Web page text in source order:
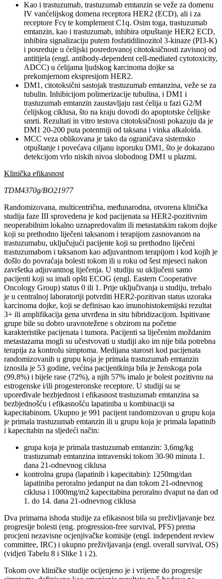
Kao i trastuzumab, trastuzumab emtanzin se veže za domenu
IV vanćelijskog domena receptora HER2 (ECD), ali i za
receptore Fcγ te komplement C1q. Osim toga, trastuzumab
emtanzin, kao i trastuzumab, inhibira otpuštanje HER2 ECD,
inhibira signalizaciju putem fosfatidilinozitol 3-kinaze (PI3-K)
i posreduje u ćelijski posredovanoj citotoksičnosti zavisnoj od
antitijela (engl. antibody-dependent cell-mediated cytotoxicity,
ADCC) u ćelijama ljudskog karcinoma dojke sa
prekomjernom ekspresijom HER2.
DM1, citotoksični sastojak trastuzumab emtanzina, veže se za
tubulin. Inhibicijom polimerizacije tubulina, i DM1 i
trastuzumab emtanzin zaustavljaju rast ćelija u fazi G2/M
ćelijskog ciklusa, što na kraju dovodi do apoptotske ćelijske
smrti. Rezultati in vitro testova citotoksičnosti pokazuju da je
DM1 20-200 puta potentniji od taksana i vinka alkaloida.
MCC veza oblikovana je tako da ograničava sistemsko
otpuštanje i povećava ciljanu isporuku DM1, što je dokazano
detekcijom vrlo niskih nivoa slobodnog DM1 u plazmi.
Klinička efikasnost
TDM4370g/BO21977
Randomizovana, multicentrična, međunarodna, otvorena klinička
studija faze III sprovedena je kod pacijenata sa HER2-pozitivnim
neoperabilnim lokalno uznapredovalim ili metastatskim rakom dojke
koji su prethodno liječeni taksanom i terapijom zasnovanom na
trastuzumabu, uključujući pacijente koji su prethodno liječeni
trastuzumabom i taksanom kao adjuvantnom terapijom i kod kojih je
došlo do povraćaja bolesti tokom ili u roku od šest mjeseci nakon
završetka adjuvantnog liječenja. U studiju su uključeni samo
pacijenti koji su imali opšti ECOG (engl. Eastern Cooperative
Oncology Group) status 0 ili 1. Prije uključivanja u studiju, trebalo
je u centralnoj laboratoriji potvrditi HER2-pozitivan status uzoraka
karcinoma dojke, koji se definisao kao imunohistokemijski rezultat
3+ ili amplifikacija gena utvrđena in situ hibridizacijom. Ispitivane
grupe bile su dobro uravnotežene s obzirom na početne
karakteristike pacijenata i tumora. Pacijenti sa liječenim moždanim
metastazama mogli su učestvovati u studiji ako im nije bila potrebna
terapija za kontrolu simptoma. Medijana starosri kod pacijenata
randomizovanih u grupu koja je primala trastuzumab emtanzin
iznosila je 53 godine, većina pacijentkinja bila je ženskoga pola
(99,8%) i bijele rase (72%), a njih 57% imalo je bolest pozitivnu na
estrogenske i/ili progesteronske receptore. U studiji su se
upoređivale bezbjednost i efikasnost trastuzumab emtanzina sa
bezbjednošću i efikasnošću lapatiniba u kombinaciji sa
kapecitabinom. Ukupno je 991 pacijent randomizovan u grupu koja
je primala trastuzumab emtanzin ili u grupu koja je primala lapatinib
i kapecitabin na sljedeći način:
grupa koja je primala trastuzumab emtanzin: 3,6mg/kg
trastuzumab emtanzina intravenski tokom 30-90 minuta 1.
dana 21-odnevnog ciklusa
kontrolna grupa (lapatinib i kapecitabin): 1250mg/dan
lapatiniba peroralno jedanput na dan tokom 21-odnevnog
ciklusa i 1000mg/m2 kapecitabina peroralno dvaput na dan od
1. do 14. dana 21-odnevnog ciklusa
Dva primarna ishoda studije za efikasnost bila su preživljavanje bez
progresije bolesti (eng. progression-free survival, PFS) prema
procjeni nezavisne ocjenjivačke komisije (engl. independent review
committee, IRC) i ukupno preživljavanja (engl. overall survival, OS)
(vidjeti Tabelu 8 i Slike 1 i 2).
Tokom ove kliničke studije ocijenjeno je i vrijeme do progresije